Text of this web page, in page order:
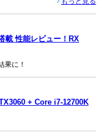
載 性能レビュー！RX
果に！
+ Core i7-12700K